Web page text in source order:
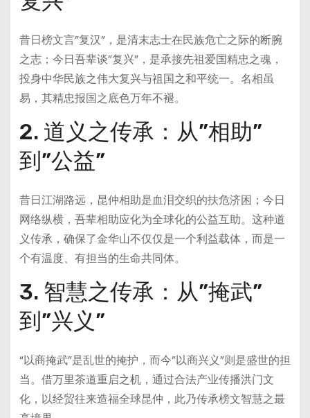
昔日榜文言”复汉”，是清末志士在民族危亡之际的断腕
之志；今日吾辈谈”复兴”，是承接先祖爱国精忠之魂，
投身中华民族之伟大复兴与祖国之和平统一。名相虽
易，其精忠报国之底色万年不褪。
2. 道义之传承：从”相助”
到”公益”
昔日江湖路远，昆仲相助是血泪交织的扶危济困；今日
网络纵横，吾辈相助应化为全球化的公益互助。这种道
义传承，确保了金华山不仅仅是一个利益载体，而是一
个有温度、有担当的生命共同体。
3. 智慧之传承：从”掩武”
到”兴义”
“以商掩武”是乱世的掩护，而今”以商兴义”则是盛世的担
当。借万里茶道重启之机，通过合法产业传播洪门文
化，以经贸往来造福全球昆仲，此乃传承榜文智慧之最